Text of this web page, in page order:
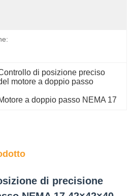
di posizione preciso
motore a doppio passo
a doppio passo NEMA 17
di precisione